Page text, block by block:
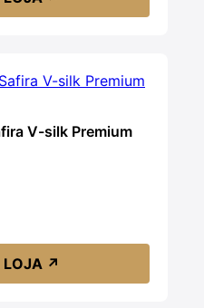
V-silk Premium
LOJA ↗